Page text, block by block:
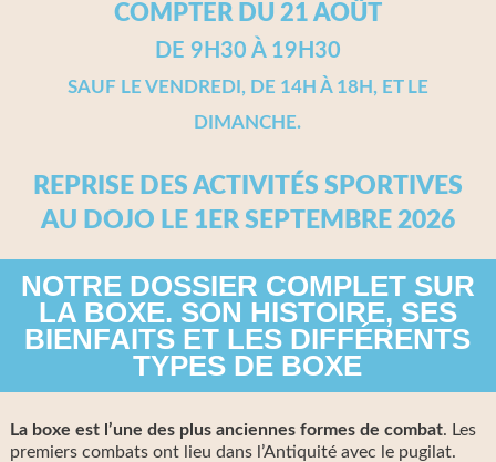
COMPTER DU 21 AOÛT
DE 9H30 À 19H30
SAUF LE VENDREDI, DE 14H À 18H, ET LE
DIMANCHE.
REPRISE DES ACTIVITÉS SPORTIVES
AU DOJO LE 1ER SEPTEMBRE 2026
NOTRE DOSSIER COMPLET SUR
LA BOXE. SON HISTOIRE, SES
BIENFAITS ET LES DIFFÉRENTS
TYPES DE BOXE
La boxe est l’une des plus anciennes formes de combat. Les
premiers combats ont lieu dans l’Antiquité avec le pugilat.